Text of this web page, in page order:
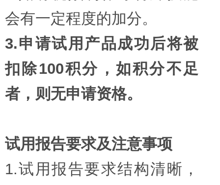
会有一定程度的加分。
3.申请试用产品成功后将被
扣除100积分，如积分不足
者，则无申请资格。
试用报告要求及注意事项
1.试用报告要求结构清晰，